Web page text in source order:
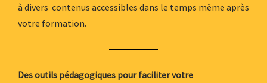
à divers contenus accessibles dans le temps même après
votre formation.
Des outils pédagogiques pour faciliter votre